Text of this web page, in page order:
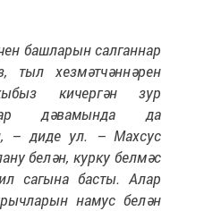
башларын салганнар
тыл хезмәтчәннәрен
кичергән зур
дәвамында да
– диде ул. – Махсус
белән, курку белмәс
сагына басты. Алар
намус белән